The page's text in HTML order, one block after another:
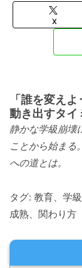
X
「誰を変え
動き出すタイ
静かな学級崩壊
ことから始まる
への道とは。
タグ: 教育、学
成熟、関わり方